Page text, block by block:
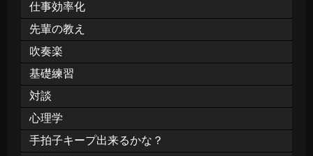
仕事効率化
先輩の教え
吹奏楽
基礎練習
対談
心理学
手拍子キープ出来るかな？